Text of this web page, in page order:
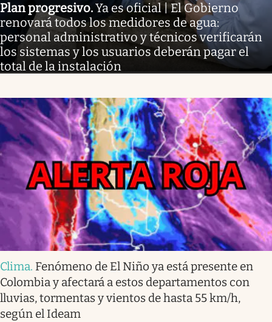
Plan progresivo.Ya es oficial | El Gobierno
renovará todos los medidores de agua:
personal administrativo y técnicos verificarán
los sistemas y los usuarios deberán pagar el
total de la instalación
Clima. Fenómeno de El Niño ya está presente en
Colombia y afectará a estos departamentos con
lluvias, tormentas y vientos de hasta 55 km/h,
según el Ideam